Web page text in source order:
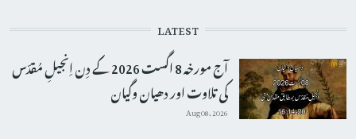
LATEST
آج مورخہ 8 اگست 2026 کے دِن اِنجیلِ مُقدّس
کی تلاوت اور دھیان وگیان
Aug 08, 2026